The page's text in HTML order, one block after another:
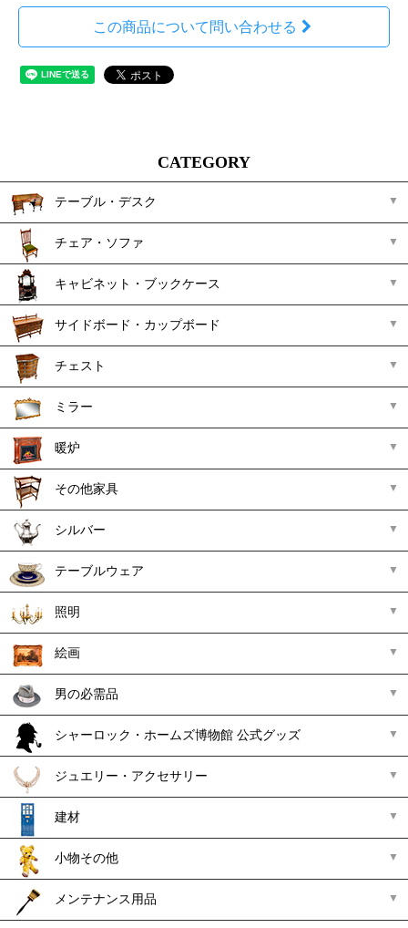
この商品について問い合わせる
CATEGORY
テーブル・デスク
チェア・ソファ
キャビネット・ブックケース
サイドボード・カップボード
チェスト
ミラー
暖炉
その他家具
シルバー
テーブルウェア
照明
絵画
男の必需品
シャーロック・ホームズ博物館 公式グッズ
ジュエリー・アクセサリー
建材
小物その他
メンテナンス用品